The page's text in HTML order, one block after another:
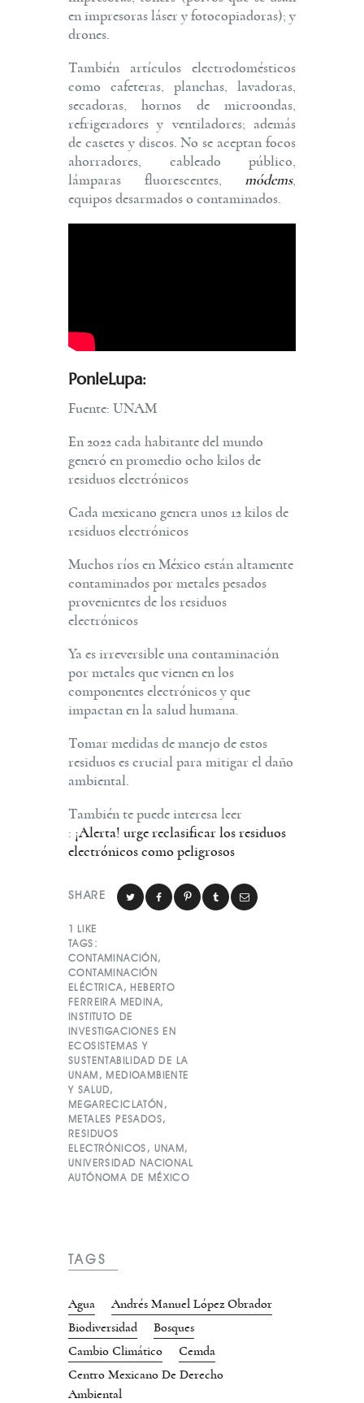
en impresoras láser y fotocopiadoras); y
drones.
También artículos electrodomésticos
como cafeteras, planchas, lavadoras,
secadoras, hornos de microondas,
refrigeradores y ventiladores; además
de casetes y discos. No se aceptan focos
ahorradores, cableado público,
lámparas fluorescentes, módems,
equipos desarmados o contaminados.
PonleLupa:
Fuente: UNAM
En 2022 cada habitante del mundo
generó en promedio ocho kilos de
residuos electrónicos
Cada mexicano genera unos 12 kilos de
residuos electrónicos
Muchos ríos en México están altamente
contaminados por metales pesados
provenientes de los residuos
electrónicos
Ya es irreversible una contaminación
por metales que vienen en los
componentes electrónicos y que
impactan en la salud humana.
Tomar medidas de manejo de estos
residuos es crucial para mitigar el daño
ambiental.
También te puede interesa leer
: ¡Alerta! urge reclasificar los residuos
electrónicos como peligrosos
SHARE
1 LIKE
TAGS:
CONTAMINACIÓN,
CONTAMINACIÓN
ELÉCTRICA, HEBERTO
FERREIRA MEDINA,
INSTITUTO DE
INVESTIGACIONES EN
ECOSISTEMAS Y
SUSTENTABILIDAD DE LA
UNAM , MEDIOAMBIENTE
Y SALUD,
MEGARECICLATÓN ,
METALES PESADOS,
RESIDUOS
ELECTRÓNICOS , UNAM,
UNIVERSIDAD NACIONAL
AUTÓNOMA DE MÉXICO
TAGS
Agua
Andrés Manuel López Obrador
Biodiversidad
Bosques
Cambio Climático
Cemda
Centro Mexicano De Derecho
Ambiental